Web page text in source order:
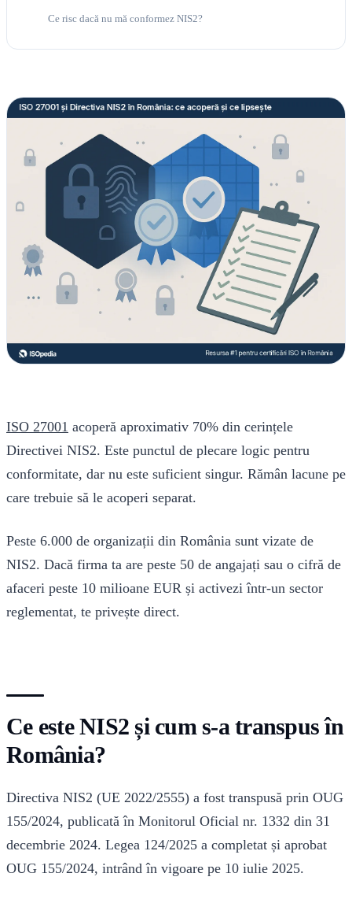
ISO 27001 acoperă aproximativ 70% din cerințele
Directivei NIS2. Este punctul de plecare logic pentru
conformitate, dar nu este suficient singur. Rămân lacune pe
care trebuie să le acoperi separat.
Peste 6.000 de organizații din România sunt vizate de
NIS2. Dacă firma ta are peste 50 de angajați sau o cifră de
afaceri peste 10 milioane EUR și activezi într-un sector
reglementat, te privește direct.
Ce este NIS2 și cum s-a transpus în
România?
Directiva NIS2 (UE 2022/2555) a fost transpusă prin OUG
155/2024, publicată în Monitorul Oficial nr. 1332 din 31
decembrie 2024. Legea 124/2025 a completat și aprobat
OUG 155/2024, intrând în vigoare pe 10 iulie 2025.
Ce risc dacă nu mă conformez NIS2?